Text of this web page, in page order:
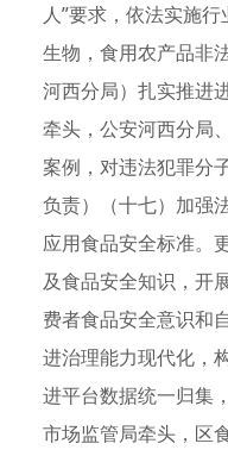
人”要求，依法实施
生物，食用农产品非
河西分局）扎实推进
牵头，公安河西分局
案例，对违法犯罪分
负责）（十七）加强
应用食品安全标准。
及食品安全知识，开
费者食品安全意识和
进治理能力现代化，
进平台数据统一归集
市场监管局牵头，区